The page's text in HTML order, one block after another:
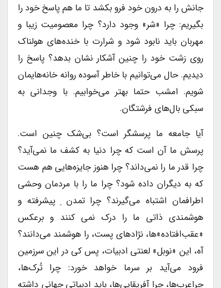
جانش را به درون خود فرو بکشد تا ما هم پاسخ خود را
بگیریم: چرا «شر» وجود دارد؟ چرا معصومیت زیبا و
مهربان باید نابود شود و شرارت با خنده‌های هولناک
روی زشت خود را چنین آشکار نشان بدهد؟ پاسخ را
دیدیم. حال می‌توانیم با خاطر آسوده روانه خانه‌هایمان
شویم. امشب حتما بهتر می‌خوابیم. با وجدانی به
سبکی بال‌های فرشتگان.
آیا جامعه ما پرسشگر است؟ بی‌شک چنین است.
پرسش ما آن است که چرا دنیا به کشف ما نمی‌آید؟
چرا قدر ما را نمی‌داند؟ چرا هنوز جایزه‌هایی هم هست
که به دیگران داده ‌شود؟ چرا ما را با مردمان وحشی
اطرافمان اشتباه می‌گیرند؟ چرا تمدن ِ پیشرفته و
هوشمندی ذاتی ما را درک نمی کنند و برعکس
«عقب‌افتاده»ها، نژادهای پست، را هوشمند می‌دانند؟‌
آه، این «نوبل» لعنتی ادبیات، پس کی در این سرزمین
فرود می‌آید بر سرما خواهد خورد: چرا تُرک‌ها،
چراعرب‌ها، چرا آفریقایی‌ها، باید ادبیاتی جهانی داشته